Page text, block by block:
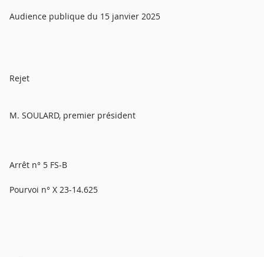
Audience publique du 15 janvier 2025
Rejet
M. SOULARD, premier président
Arrêt n° 5 FS-B
Pourvoi n° X 23-14.625